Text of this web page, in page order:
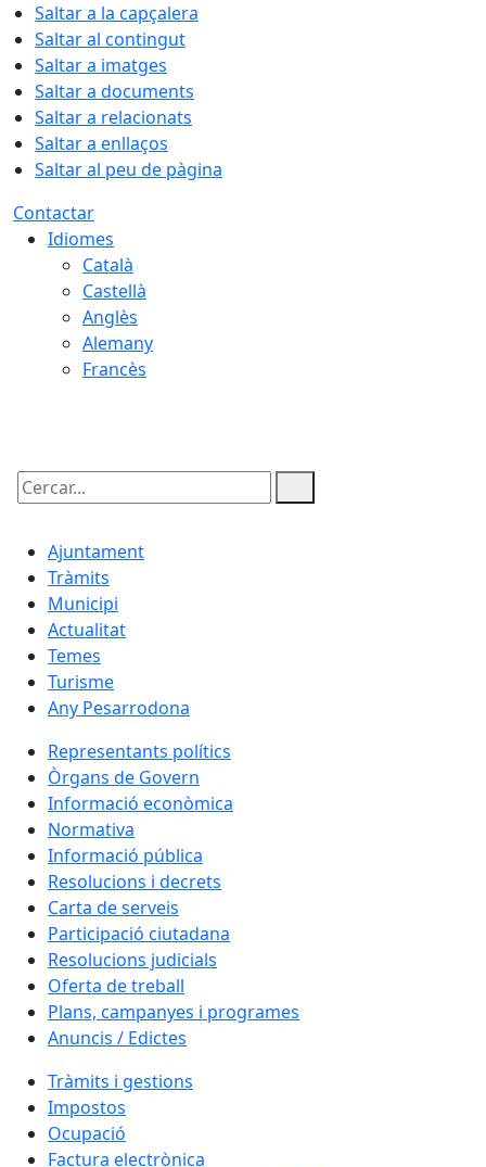
Saltar a la capçalera
Saltar al contingut
Saltar a imatges
Saltar a documents
Saltar a relacionats
Saltar a enllaços
Saltar al peu de pàgina
Contactar
Idiomes
Català
Castellà
Anglès
Alemany
Francès
Cercar:
Ajuntament
Tràmits
Municipi
Actualitat
Temes
Turisme
Any Pesarrodona
Representants polítics
Òrgans de Govern
Informació econòmica
Normativa
Informació pública
Resolucions i decrets
Carta de serveis
Participació ciutadana
Resolucions judicials
Oferta de treball
Plans, campanyes i programes
Anuncis / Edictes
Tràmits i gestions
Impostos
Ocupació
Factura electrònica